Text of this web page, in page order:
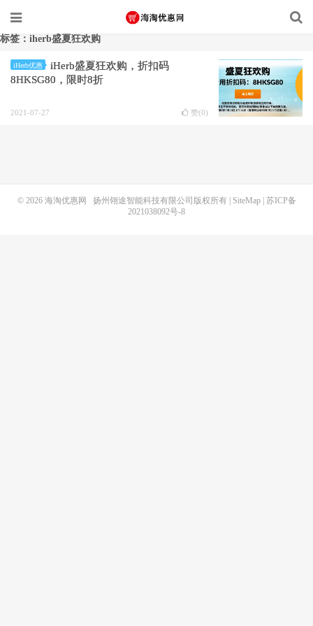
标签：iherb盛夏狂欢购
iHerb优惠
iHerb盛夏狂欢购，折扣码
8HKSG80，限时8折
2021-07-27 赞(0)
© 2026 海淘优惠网 扬州翎途智能科技有限公司版权所有 | SiteMap| 苏ICP备
2021038092号-8